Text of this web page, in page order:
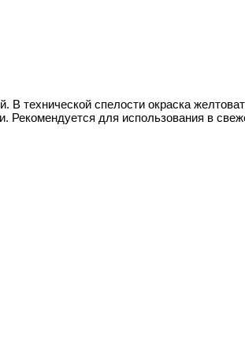
технической спелости окраска
Рекомендуется для использования в